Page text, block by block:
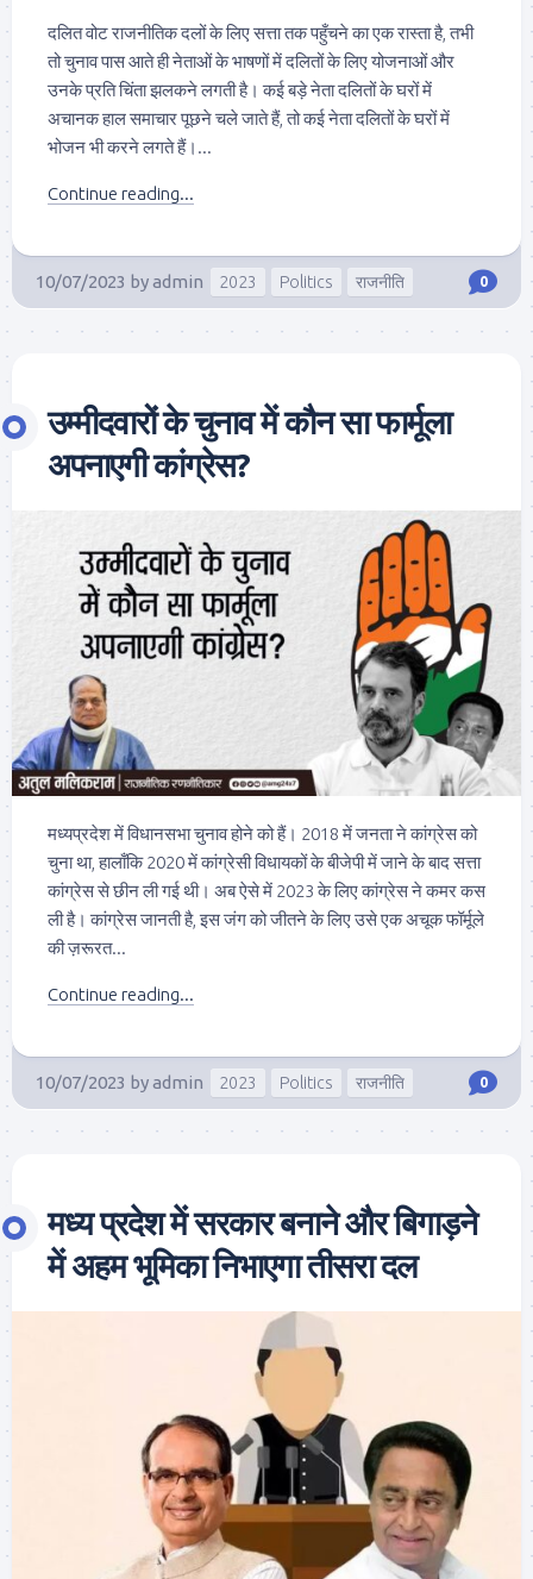
दलित वोट राजनीतिक दलों के लिए सत्ता तक पहुँचने का एक रास्ता है, तभी
तो चुनाव पास आते ही नेताओं के भाषणों में दलितों के लिए योजनाओं और
उनके प्रति चिंता झलकने लगती है। कई बड़े नेता दलितों के घरों में
अचानक हाल समाचार पूछने चले जाते हैं, तो कई नेता दलितों के घरों में
भोजन भी करने लगते हैं।...
Continue reading...
10/07/2023 byadmin 2023 Politics राजनीति 0
उम्मीदवारों के चुनाव में कौन सा फार्मूला
अपनाएगी कांग्रेस?
मध्यप्रदेश में विधानसभा चुनाव होने को हैं। 2018 में जनता ने कांग्रेस को
चुना था, हालाँकि 2020 में कांग्रेसी विधायकों के बीजेपी में जाने के बाद सत्ता
कांग्रेस से छीन ली गई थी। अब ऐसे में 2023 के लिए कांग्रेस ने कमर कस
ली है। कांग्रेस जानती है, इस जंग को जीतने के लिए उसे एक अचूक फॉर्मूले
की ज़रूरत...
Continue reading...
10/07/2023 byadmin 2023 Politics राजनीति 0
मध्य प्रदेश में सरकार बनाने और बिगाड़ने
में अहम भूमिका निभाएगा तीसरा दल